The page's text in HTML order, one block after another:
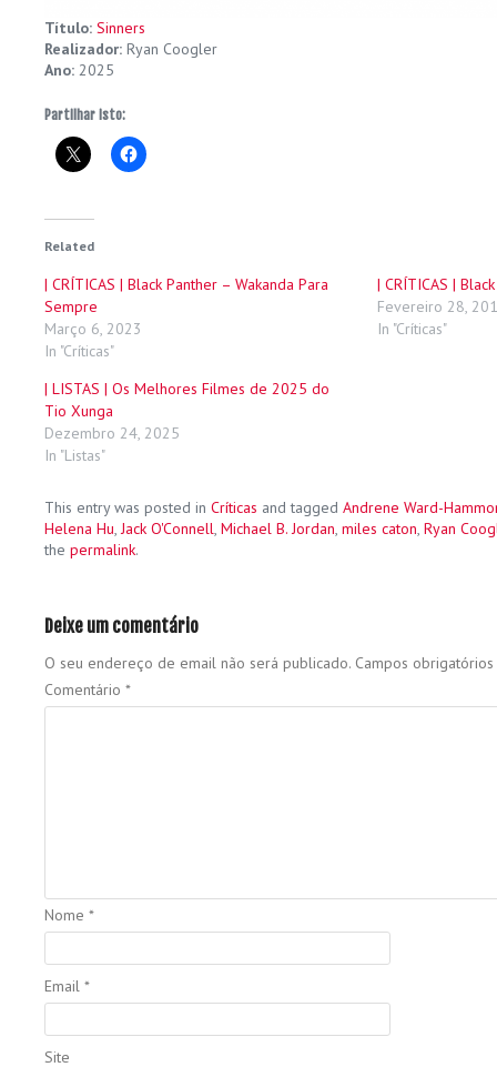
Título: Sinners
Realizador: Ryan Coogler
Ano: 2025
Partilhar isto:
Related
| CRÍTICAS | Black Panther – Wakanda Para
Sempre
Março 6, 2023
In "Críticas"
| CRÍTICAS |
Fevereiro 28,
In "Críticas"
| LISTAS | Os Melhores Filmes de 2025 do
Tio Xunga
Dezembro 24, 2025
In "Listas"
This entry was posted in Críticas and tagged Andrene Ward-
Helena Hu,Jack O'Connell, Michael B. Jordan, miles caton, Ryan
the permalink.
Deixe um comentário
O seu endereço de email não será publicado. Campos
Comentário *
Nome *
Email *
Site